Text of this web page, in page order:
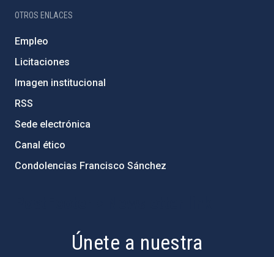
OTROS ENLACES
Empleo
Licitaciones
Imagen institucional
RSS
Sede electrónica
Canal ético
Condolencias Francisco Sánchez
Únete a nuestra